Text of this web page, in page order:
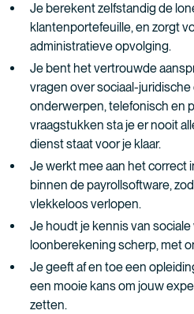
Je berekent zelfstandig de
klantenportefeuille, en zorgt
administratieve opvolging.
Je bent het vertrouwde
vragen over sociaal-
onderwerpen, telefonisch en
vraagstukken sta je er nooit
dienst staat voor je klaar.
Je werkt mee aan het correct
binnen de payrollsoftware,
vlekkeloos verlopen.
Je houdt je kennis van
loonberekening scherp, met
Je geeft af en toe een
een mooie kans om jouw
zetten.